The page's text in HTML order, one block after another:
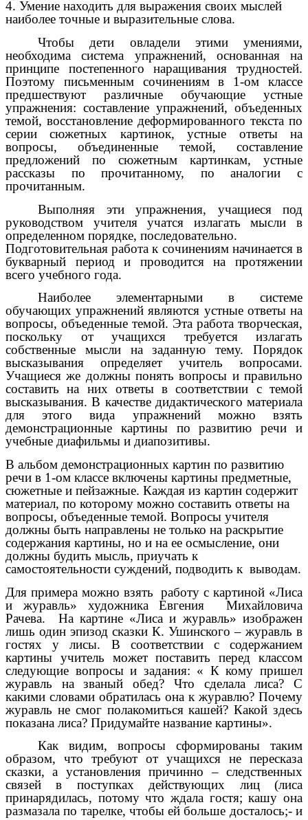
4. Умение находить для выражения своих мыслей
наиболее точные и выразительные слова.
Чтобы дети овладели этими умениями,
необходима система упражнений, основанная на
принципе постепенного наращивания трудностей.
Поэтому письменным сочинениям в 1-ом классе
предшествуют различные обучающие устные
упражнения: составление упражнений, объеденных
темой, восстановление деформированного текста по
серии сюжетных картинок, устные ответы на
вопросы, объединенные темой, составление
предложений по сюжетным картинкам, устные
рассказы по прочитанному, по аналогии с
прочитанным.
Выполняя эти упражнения, учащиеся под
руководством учителя учатся излагать мысли в
определенном порядке, последовательно.
Подготовительная работа к сочинениям начинается в
букварный период и проводится на протяжении
всего учебного года.
Наиболее элементарными в системе
обучающих упражнений являются устные ответы на
вопросы, объеденные темой. Эта работа творческая,
поскольку от учащихся требуется излагать
собственные мысли на заданную тему. Порядок
высказывания определяет учитель вопросами.
Учащиеся же должны понять вопросы и правильно
составить на них ответы в соответствии с темой
высказывания. В качестве дидактического материала
для этого вида упражнений можно взять
демонстрационные картины по развитию речи и
учебные диафильмы и диапозитивы.
В альбом демонстрационных картин по развитию
речи в 1-ом классе включены картины предметные,
сюжетные и пейзажные. Каждая из картин содержит
материал, по которому можно составить ответы на
вопросы, объеденные темой. Вопросы учителя
должны быть направлены не только на раскрытие
содержания картины, но и на ее осмысление, они
должны будить мысль, приучать к
самостоятельности суждений, подводить к выводам.
Для примера можно взять работу с картиной «Лиса
и журавль» художника Евгения Михайловича
Рачева. На картине «Лиса и журавль» изображен
лишь один эпизод сказки К. Ушинского – журавль в
гостях у лисы. В соответствии с содержанием
картины учитель может поставить перед классом
следующие вопросы и задания: « К кому пришел
журавль на званый обед? Что сделала лиса? С
какими словами обратилась она к журавлю? Почему
журавль не смог полакомиться кашей? Какой здесь
показана лиса? Придумайте название картины».
Как видим, вопросы сформированы таким
образом, что требуют от учащихся не пересказа
сказки, а установления причинно – следственных
связей в поступках действующих лиц (лиса
принарядилась, потому что ждала гостя; кашу она
размазала по тарелке, чтобы ей больше досталось;- и